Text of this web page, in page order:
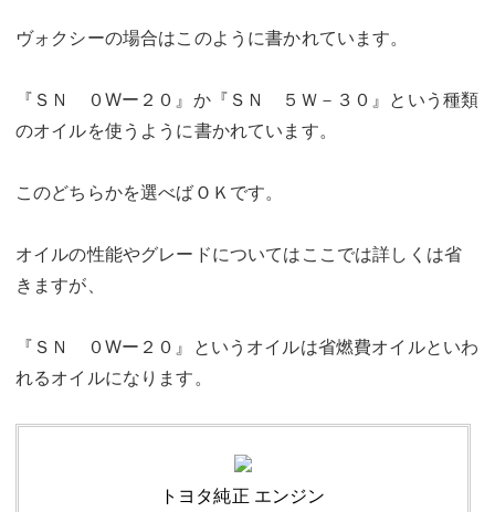
ヴォクシーの場合はこのように書かれています。
『ＳＮ ０Wー２０』か『ＳＮ ５Ｗ－３０』という種類
のオイルを使うように書かれています。
このどちらかを選べばＯＫです。
オイルの性能やグレードについてはここでは詳しくは省
きますが、
『ＳＮ ０Wー２０』というオイルは省燃費オイルといわ
れるオイルになります。
トヨタ純正 エンジン